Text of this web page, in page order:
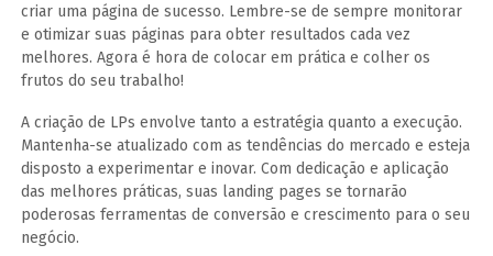
criar uma página de sucesso. Lembre-se de sempre monitorar
e otimizar suas páginas para obter resultados cada vez
melhores. Agora é hora de colocar em prática e colher os
frutos do seu trabalho!
A criação de LPs envolve tanto a estratégia quanto a execução.
Mantenha-se atualizado com as tendências do mercado e esteja
disposto a experimentar e inovar. Com dedicação e aplicação
das melhores práticas, suas landing pages se tornarão
poderosas ferramentas de conversão e crescimento para o seu
negócio.